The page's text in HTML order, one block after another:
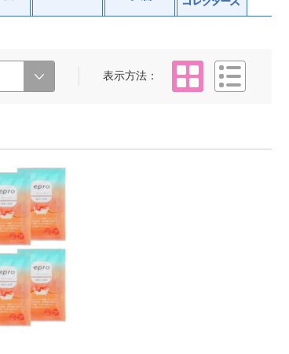
表示方法
タイル